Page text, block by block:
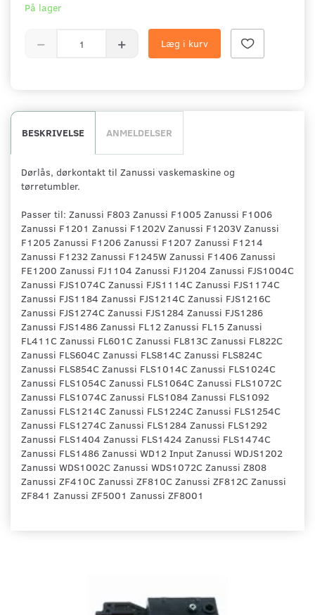
På lager
Læg i kurv
BESKRIVELSE ANMELDELSER
Dørlås, dørkontakt til Zanussi vaskemaskine og
tørretumbler.
Passer til: Zanussi F803 Zanussi F1005 Zanussi F1006
Zanussi F1201 Zanussi F1202V Zanussi F1203V Zanussi
F1205 Zanussi F1206 Zanussi F1207 Zanussi F1214
Zanussi F1232 Zanussi F1245W Zanussi F1406 Zanussi
FE1200 Zanussi FJ1104 Zanussi FJ1204 Zanussi FJS1004C
Zanussi FJS1074C Zanussi FJS1114C Zanussi FJS1174C
Zanussi FJS1184 Zanussi FJS1214C Zanussi FJS1216C
Zanussi FJS1274C Zanussi FJS1284 Zanussi FJS1286
Zanussi FJS1486 Zanussi FL12 Zanussi FL15 Zanussi
FL411C Zanussi FL601C Zanussi FL813C Zanussi FL822C
Zanussi FLS604C Zanussi FLS814C Zanussi FLS824C
Zanussi FLS854C Zanussi FLS1014C Zanussi FLS1024C
Zanussi FLS1054C Zanussi FLS1064C Zanussi FLS1072C
Zanussi FLS1074C Zanussi FLS1084 Zanussi FLS1092
Zanussi FLS1214C Zanussi FLS1224C Zanussi FLS1254C
Zanussi FLS1274C Zanussi FLS1284 Zanussi FLS1292
Zanussi FLS1404 Zanussi FLS1424 Zanussi FLS1474C
Zanussi FLS1486 Zanussi WD12 Input Zanussi WDJS1202
Zanussi WDS1002C Zanussi WDS1072C Zanussi Z808
Zanussi ZF410C Zanussi ZF810C Zanussi ZF812C Zanussi
ZF841 Zanussi ZF5001 Zanussi ZF8001